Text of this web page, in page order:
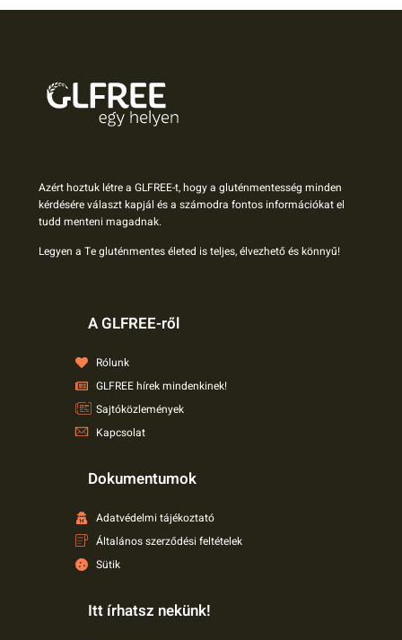
Azért hoztuk létre a GLFREE-t, hogy a gluténmentesség minden
kérdésére választ kapjál és a számodra fontos információkat el
tudd menteni magadnak.
Legyen a Te gluténmentes életed is teljes, élvezhető és könnyű!
A GLFREE-ről
Rólunk
GLFREE hírek mindenkinek!
Sajtóközlemények
Kapcsolat
Dokumentumok
Adatvédelmi tájékoztató
Általános szerződési feltételek
Sütik
Itt írhatsz nekünk!